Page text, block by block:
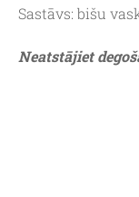
Sastāvs: bišu
Neatstājiet